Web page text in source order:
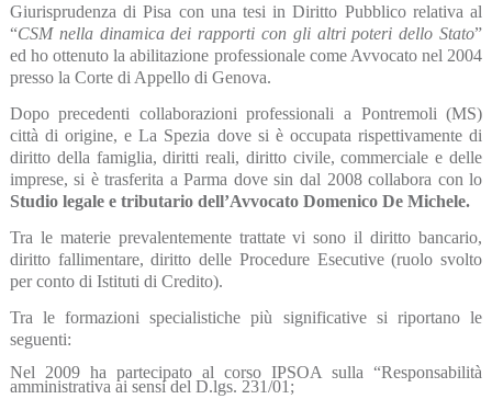
Giurisprudenza di Pisa con una tesi in Diritto Pubblico relativa al
“CSM nella dinamica dei rapporti con gli altri poteri dello Stato”
ed ho ottenuto la abilitazione professionale come Avvocato nel 2004
presso la Corte di Appello di Genova.
Dopo precedenti collaborazioni professionali a Pontremoli (MS)
città di origine, e La Spezia dove si è occupata rispettivamente di
diritto della famiglia, diritti reali, diritto civile, commerciale e delle
imprese, si è trasferita a Parma dove sin dal 2008 collabora con lo
Studio legale e tributario dell’Avvocato Domenico De Michele.
Tra le materie prevalentemente trattate vi sono il diritto bancario,
diritto fallimentare, diritto delle Procedure Esecutive (ruolo svolto
per conto di Istituti di Credito).
Tra le formazioni specialistiche più significative si riportano le
seguenti:
Nel 2009 ha partecipato al corso IPSOA sulla “Responsabilità
amministrativa ai sensi del D.lgs. 231/01;